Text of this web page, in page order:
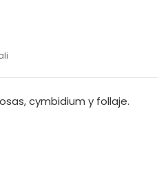
cymbidium y follaje.